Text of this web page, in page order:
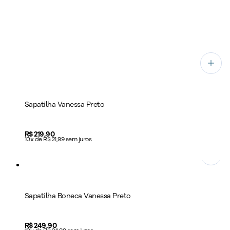
Sapatilha Vanessa Preto
Price:
R$ 219,90
10x de R$ 21,99 sem juros
Sapatilha Boneca Vanessa Preto
Price:
R$ 249,90